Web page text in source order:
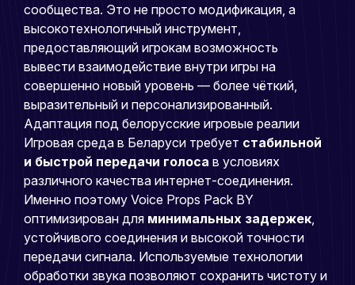
сообщества. Это не просто модификация, а
высокотехнологичный инструмент,
предоставляющий игрокам возможность
вывести взаимодействие внутри игры на
совершенно новый уровень — более чёткий,
выразительный и персонализированный.
Адаптация под белорусские игровые реалии
Игровая среда в Беларуси требует стабильной
и быстрой передачи голоса в условиях
различного качества интернет-соединения.
Именно поэтому Voice Props Pack BY
оптимизирован для минимальных задержек
устойчивого соединения и высокой точности
передачи сигнала. Используемые технологии
обработки звука позволяют сохранить чистоту и